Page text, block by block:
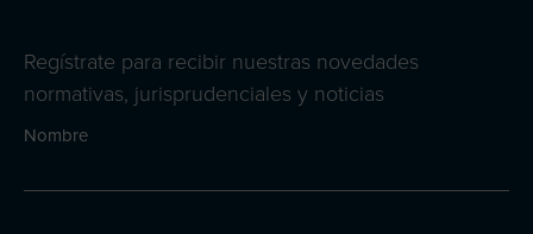
Regístrate para recibir nuestras novedades
normativas, jurisprudenciales y noticias
Nombre